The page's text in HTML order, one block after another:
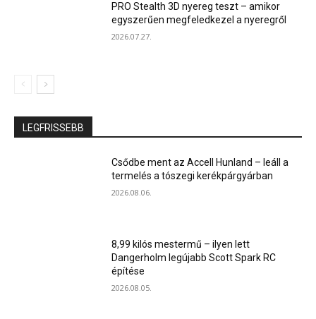
PRO Stealth 3D nyereg teszt – amikor
egyszerűen megfeledkezel a nyeregről
2026.07.27.
LEGFRISSEBB
Csődbe ment az Accell Hunland – leáll a
termelés a tószegi kerékpárgyárban
2026.08.06.
8,99 kilós mestermű – ilyen lett
Dangerholm legújabb Scott Spark RC
építése
2026.08.05.